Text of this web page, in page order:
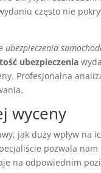
często nie
ubezpieczenia
ubezpieczenia
Profesjonalna
wyceny
jak duży wpływ na
pozwala
na odpowiednim